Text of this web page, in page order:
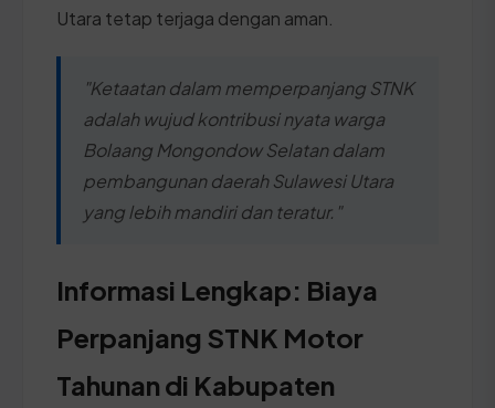
Utara tetap terjaga dengan aman.
"Ketaatan dalam memperpanjang STNK
adalah wujud kontribusi nyata warga
Bolaang Mongondow Selatan dalam
pembangunan daerah Sulawesi Utara
yang lebih mandiri dan teratur."
Informasi Lengkap: Biaya
Perpanjang STNK Motor
Tahunan di Kabupaten